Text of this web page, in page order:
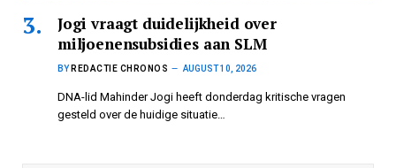
Jogi vraagt duidelijkheid over
miljoenensubsidies aan SLM
BY REDACTIE CHRONOS AUGUST 10, 2026
DNA-lid Mahinder Jogi heeft donderdag kritische vragen
gesteld over de huidige situatie…